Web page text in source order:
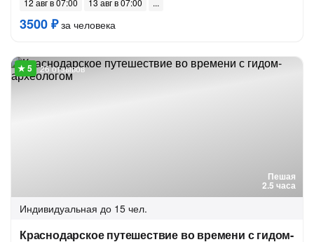
12 авг в 07:00 13 авг в 07:00
3500 ₽за человека
Пешая
2.5 часа
26 отзывов
Индивидуальная до 15 чел.
Краснодарское путешествие во времени с гидом-